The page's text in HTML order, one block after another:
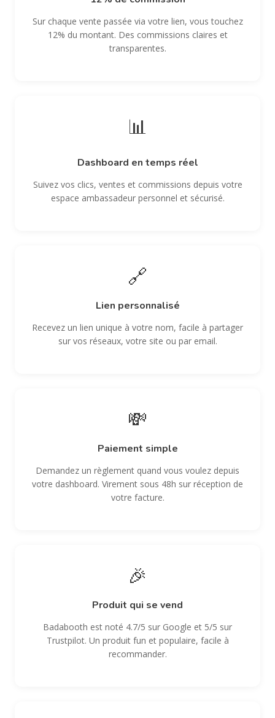
Sur chaque vente passée via votre lien, vous touchez
12% du montant. Des commissions claires et
transparentes.
📊
Dashboard en temps réel
Suivez vos clics, ventes et commissions depuis votre
espace ambassadeur personnel et sécurisé.
🔗
Lien personnalisé
Recevez un lien unique à votre nom, facile à partager
sur vos réseaux, votre site ou par email.
💸
Paiement simple
Demandez un règlement quand vous voulez depuis
votre dashboard. Virement sous 48h sur réception de
votre facture.
🎉
Produit qui se vend
Badabooth est noté 4.7/5 sur Google et 5/5 sur
Trustpilot. Un produit fun et populaire, facile à
recommander.